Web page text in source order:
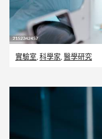
實驗室, 科學家, 醫學研究